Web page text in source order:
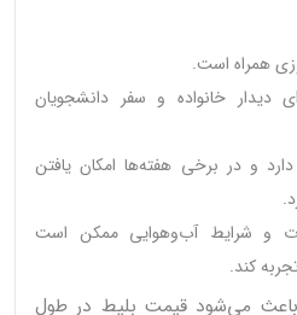
همراه است.
دیدار خانواده و سفر دانشجویان
دارد و در برخی هفته‌ها امکان یافتن
و شرایط آب‌وهوایی ممکن است
کند.
می‌شود قیمت بلیط در طول